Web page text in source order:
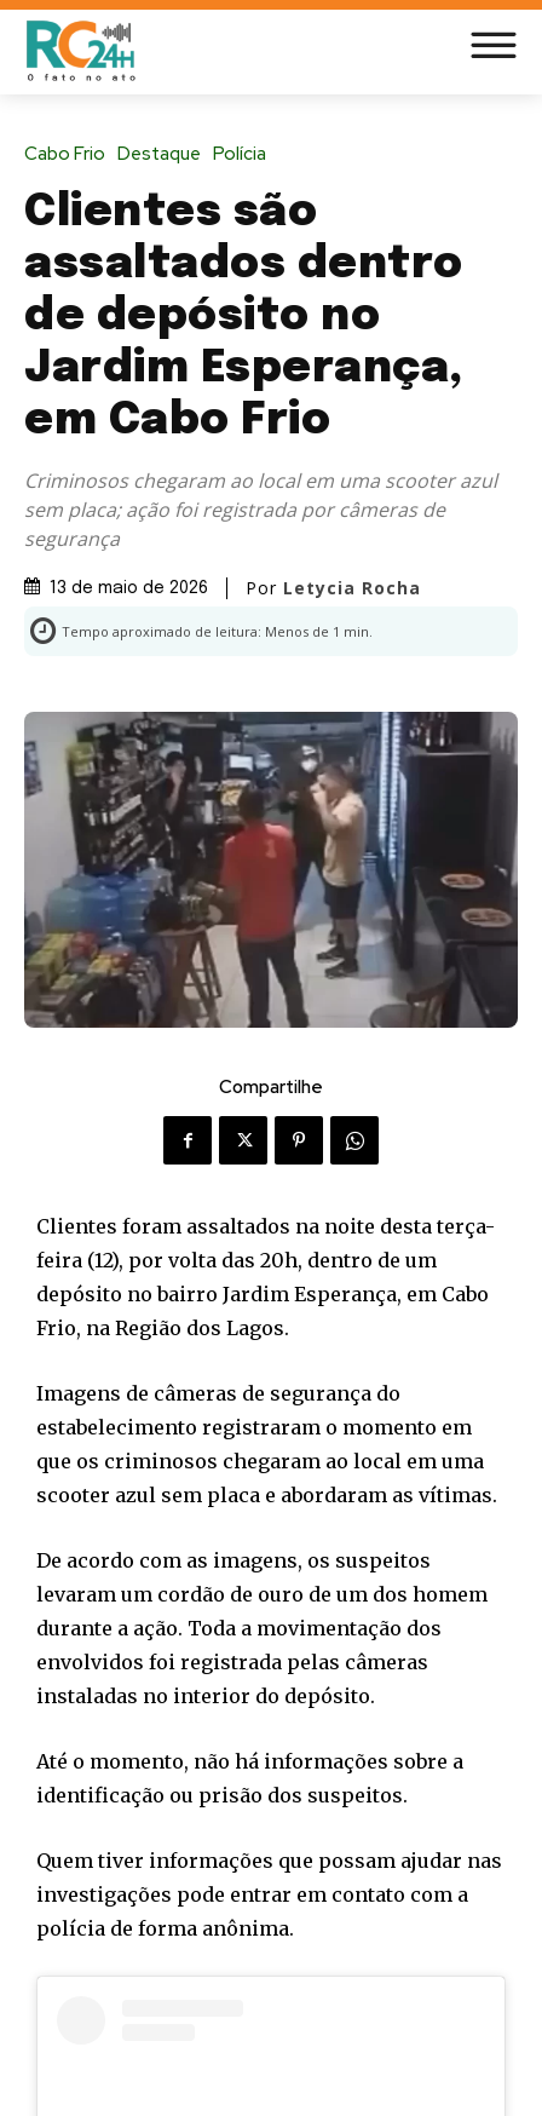
Cabo Frio Destaque Polícia
Clientes são
assaltados dentro
de depósito no
Jardim Esperança,
em Cabo Frio
Criminosos chegaram ao local em uma scooter azul
sem placa; ação foi registrada por câmeras de
segurança
13 de maio de 2026 Por Letycia Rocha
Tempo aproximado de leitura: Menos de 1 min.
Compartilhe
Clientes foram assaltados na noite desta terça-
feira (12), por volta das 20h, dentro de um
depósito no bairro Jardim Esperança, em Cabo
Frio, na Região dos Lagos.
Imagens de câmeras de segurança do
estabelecimento registraram o momento em
que os criminosos chegaram ao local em uma
scooter azul sem placa e abordaram as vítimas.
De acordo com as imagens, os suspeitos
levaram um cordão de ouro de um dos homem
durante a ação. Toda a movimentação dos
envolvidos foi registrada pelas câmeras
instaladas no interior do depósito.
Até o momento, não há informações sobre a
identificação ou prisão dos suspeitos.
Quem tiver informações que possam ajudar nas
investigações pode entrar em contato com a
polícia de forma anônima.